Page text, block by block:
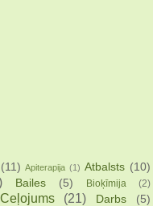
(11) Apiterapija (1) Atbalsts (10)
Bailes (5) Bioķīmija (2)
Ceļojums (21) Darbs (5)